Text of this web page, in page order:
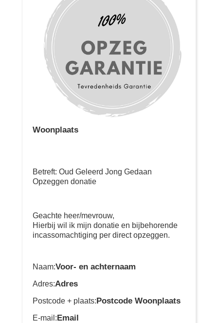
Woonplaats
Betreft: Oud Geleerd Jong Gedaan
Opzeggen donatie
Geachte heer/mevrouw,
Hierbij wil ik mijn donatie en bijbehorende
incassomachtiging per direct opzeggen.
Naam:Voor- en achternaam
Adres:Adres
Postcode + plaats:Postcode Woonplaats
E-mail:Email